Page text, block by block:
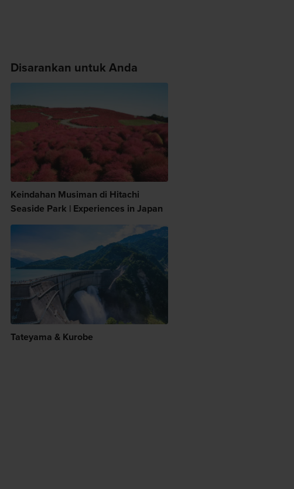
Disarankan untuk Anda
Keindahan Musiman di Hitachi
Seaside Park | Experiences in Japan
Tateyama & Kurobe